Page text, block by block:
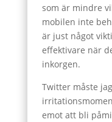
som är mindre
mobilen inte
är just något
effektivare när
inkorgen.
Twitter måste
emot att bli